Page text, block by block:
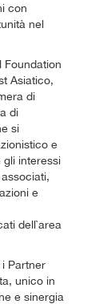
con
nel
Foundation
Asiatico,
di
di
si
e
gli interessi
e
dell`area
Partner
unico in
e sinergia